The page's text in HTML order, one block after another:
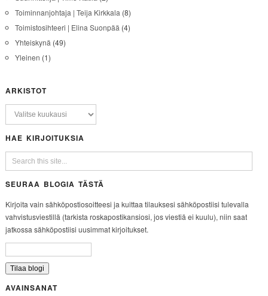
Toiminnanjohtaja | Teija Kirkkala(8)
Toimistosihteeri | Elina Suonpää(4)
Yhteiskynä(49)
Yleinen (1)
ARKISTOT
HAE KIRJOITUKSIA
SEURAA BLOGIA TÄSTÄ
Kirjoita vain sähköpostiosoitteesi ja kuittaa tilauksesi sähköpostiisi tulevalla
vahvistusviestillä (tarkista roskapostikansiosi, jos viestiä ei kuulu), niin saat
jatkossa sähköpostiisi uusimmat kirjoitukset.
AVAINSANAT